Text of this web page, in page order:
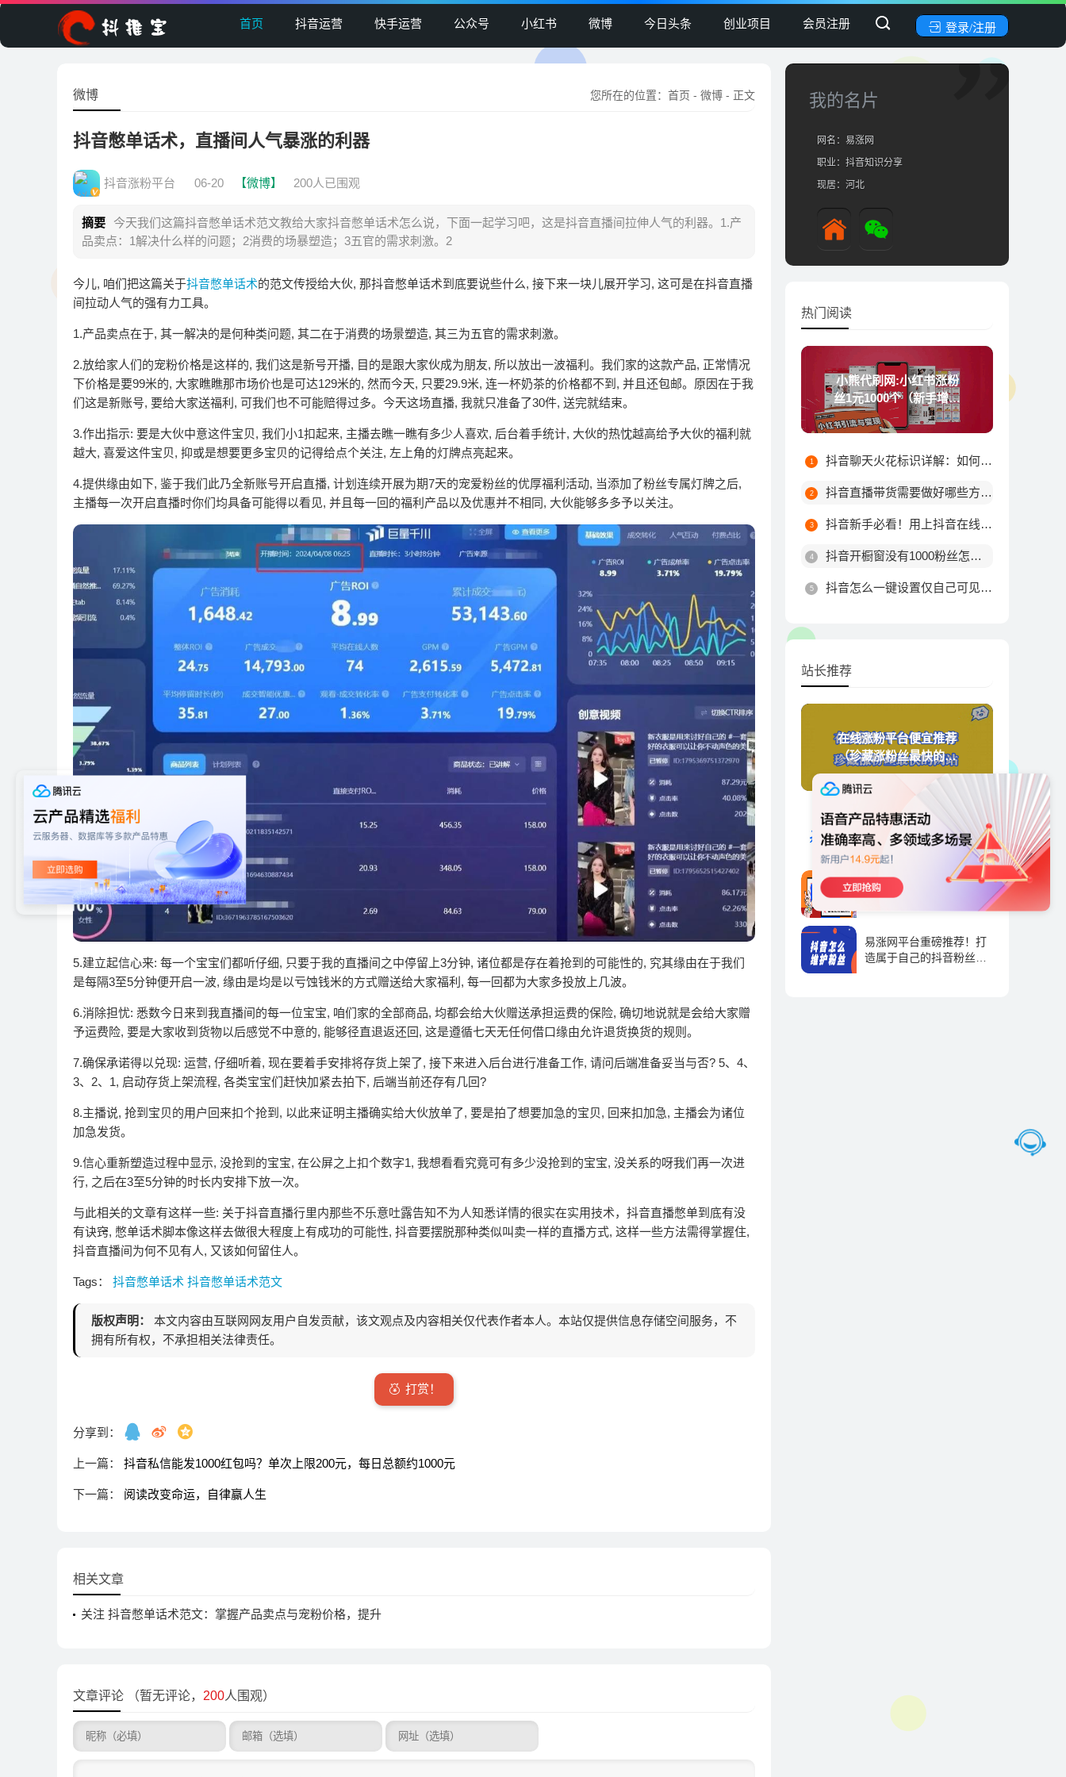
首页 抖音运营 快手运营 公众号 小红书 微博 今日头条 创业项目 会员注册 登录/注册
您所在的位置： 首页 - 微博 - 正文
微博
抖音憋单话术，直播间人气暴涨的利器
抖音涨粉平台 06-20 【微博】 200人已围观
摘要
今天我们这篇抖音憋单话术范文教给大家抖音憋单话术怎么说，下面一起学习吧，这是抖音直播间拉伸人气的利器。1.产
品卖点：1解决什么样的问题；2消费的场暴塑造；3五官的需求刺激。2
今儿, 咱们把这篇关于抖音憋单话术的范文传授给大伙, 那抖音憋单话术到底要说些什么, 接下来一块儿展开学习, 这可是在抖音直播
间拉动人气的强有力工具。
1.产品卖点在于, 其一解决的是何种类问题, 其二在于消费的场景塑造, 其三为五官的需求刺激。
2.放给家人们的宠粉价格是这样的, 我们这是新号开播, 目的是跟大家伙成为朋友, 所以放出一波福利。我们家的这款产品, 正常情况
下价格是要99米的, 大家瞧瞧那市场价也是可达129米的, 然而今天, 只要29.9米, 连一杯奶茶的价格都不到, 并且还包邮。原因在于我
们这是新账号, 要给大家送福利, 可我们也不可能赔得过多。今天这场直播, 我就只准备了30件, 送完就结束。
3.作出指示: 要是大伙中意这件宝贝, 我们小1扣起来, 主播去瞧一瞧有多少人喜欢, 后台着手统计, 大伙的热忱越高给予大伙的福利就
越大, 喜爱这件宝贝, 抑或是想要更多宝贝的记得给点个关注, 左上角的灯牌点亮起来。
4.提供缘由如下, 鉴于我们此乃全新账号开启直播, 计划连续开展为期7天的宠爱粉丝的优厚福利活动, 当添加了粉丝专属灯牌之后,
主播每一次开启直播时你们均具备可能得以看见, 并且每一回的福利产品以及优惠并不相同, 大伙能够多多予以关注。
5.建立起信心来: 每一个宝宝们都听仔细, 只要于我的直播间之中停留上3分钟, 诸位都是存在着抢到的可能性的, 究其缘由在于我们
是每隔3至5分钟便开启一波, 缘由是均是以亏蚀钱米的方式赠送给大家福利, 每一回都为大家多投放上几波。
6.消除担忧: 悉数今日来到我直播间的每一位宝宝, 咱们家的全部商品, 均都会给大伙赠送承担运费的保险, 确切地说就是会给大家赠
予运费险, 要是大家收到货物以后感觉不中意的, 能够径直退返还回, 这是遵循七天无任何借口缘由允许退货换货的规则。
7.确保承诺得以兑现: 运营, 仔细听着, 现在要着手安排将存货上架了, 接下来进入后台进行准备工作, 请问后端准备妥当与否? 5、4、
3、2、1, 启动存货上架流程, 各类宝宝们赶快加紧去拍下, 后端当前还存有几回?
8.主播说, 抢到宝贝的用户回来扣个抢到, 以此来证明主播确实给大伙放单了, 要是拍了想要加急的宝贝, 回来扣加急, 主播会为诸位
加急发货。
9.信心重新塑造过程中显示, 没抢到的宝宝, 在公屏之上扣个数字1, 我想看看究竟可有多少没抢到的宝宝, 没关系的呀我们再一次进
行, 之后在3至5分钟的时长内安排下放一次。
与此相关的文章有这样一些: 关于抖音直播行里内那些不乐意吐露告知不为人知悉详情的很实在实用技术，抖音直播憋单到底有没
有诀窍, 憋单话术脚本像这样去做很大程度上有成功的可能性, 抖音要摆脱那种类似叫卖一样的直播方式, 这样一些方法需得掌握住,
抖音直播间为何不见有人, 又该如何留住人。
Tags： 抖音憋单话术 抖音憋单话术范文
版权声明：
本文内容由互联网网友用户自发贡献，该文观点及内容相关仅代表作者本人。本站仅提供信息存储空间服务，不
拥有所有权，不承担相关法律责任。
打赏！
分享到：
上一篇： 抖音私信能发1000红包吗？单次上限200元，每日总额约1000元
下一篇： 阅读改变命运，自律赢人生
相关文章
关注 抖音憋单话术范文：掌握产品卖点与宠粉价格，提升
文章评论 （暂无评论， 200人围观）
我的名片
网名：易涨网
职业：抖音知识分享
现居：河北
热门阅读
小熊代刷网:小红书涨粉
丝1元1000个（新手增加
粉丝技巧）
抖音聊天火花标识详解：如何触发不同颜色火花及最高等级规则
抖音直播带货需要做好哪些方面?
抖音新手必看！用上抖音在线涨粉平台这10个技巧，粉丝量由你决定！
抖音开橱窗没有1000粉丝怎么办
抖音怎么一键设置仅自己可见？详细步骤教你轻松搞定
站长推荐
在线涨粉平台便宜推荐
（珍藏涨粉丝最快的网
站）
天兔涨粉宝-抖音短视频涨
粉运营平台
抖音运营 | 2023-09-01
天兔网-抖音涨粉直播间的
标签，抖音直播标签怎么
易涨网平台重磅推荐！打
造属于自己的抖音粉丝帝